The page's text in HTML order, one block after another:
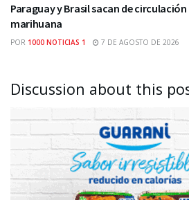
Paraguay y Brasil sacan de
marihuana
POR 1000 NOTICIAS 1 7 DE AGOSTO DE 2026
Discussion about this